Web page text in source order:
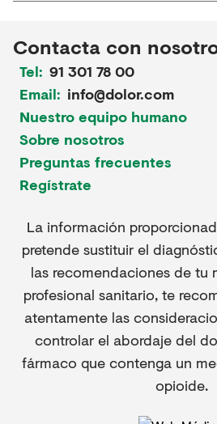
Contacta con
Tel: 91 301 78 00
Email: info@dolor.com
Nuestro equipo humano
Sobre nosotros
Preguntas frecuentes
Regístrate
La información
pretende sustituir el
las recomendaciones de tu
profesional sanitario, te
atentamente las
controlar el abordaje del
fármaco que contenga un
opioide.